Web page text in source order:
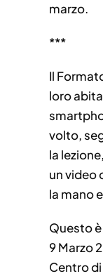
marzo.
***
Il
loro
volto,
la
un video
la mano
Questo
9 Marzo
Centro